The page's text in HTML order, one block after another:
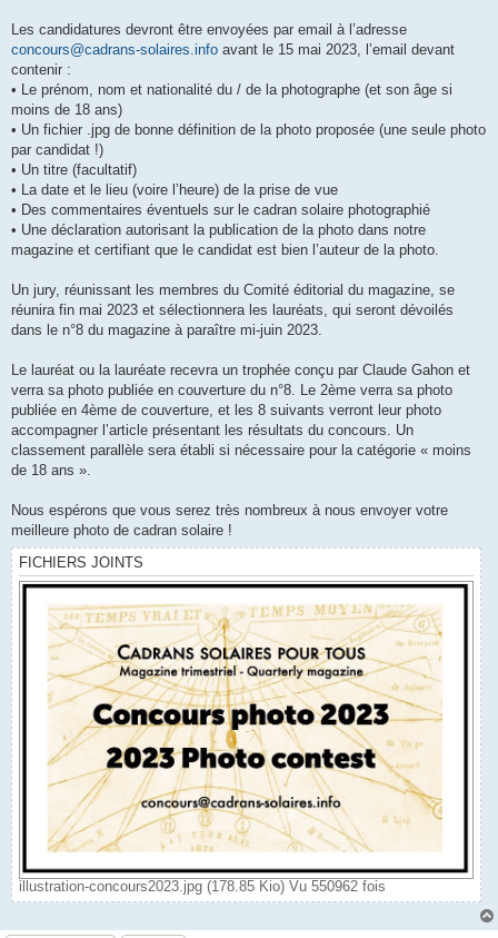
Les candidatures devront être envoyées par email à l’adresse
concours@cadrans-solaires.info avant le 15 mai 2023, l’email devant
contenir :
• Le prénom, nom et nationalité du / de la photographe (et son âge si
moins de 18 ans)
• Un fichier .jpg de bonne définition de la photo proposée (une seule photo
par candidat !)
• Un titre (facultatif)
• La date et le lieu (voire l’heure) de la prise de vue
• Des commentaires éventuels sur le cadran solaire photographié
• Une déclaration autorisant la publication de la photo dans notre
magazine et certifiant que le candidat est bien l’auteur de la photo.
Un jury, réunissant les membres du Comité éditorial du magazine, se
réunira fin mai 2023 et sélectionnera les lauréats, qui seront dévoilés
dans le n°8 du magazine à paraître mi-juin 2023.
Le lauréat ou la lauréate recevra un trophée conçu par Claude Gahon et
verra sa photo publiée en couverture du n°8. Le 2ème verra sa photo
publiée en 4ème de couverture, et les 8 suivants verront leur photo
accompagner l’article présentant les résultats du concours. Un
classement parallèle sera établi si nécessaire pour la catégorie « moins
de 18 ans ».
Nous espérons que vous serez très nombreux à nous envoyer votre
meilleure photo de cadran solaire !
FICHIERS JOINTS
illustration-concours2023.jpg (178.85 Kio) Vu 550962 fois